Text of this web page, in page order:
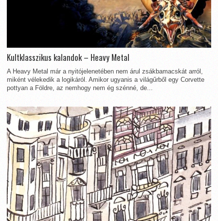
Kultklasszikus kalandok – Heavy Metal
A Heavy Metal már a nyitójelenetében nem árul zsákbamacskát arról,
miként vélekedik a logikáról. Amikor ugyanis a világűrből egy Corvette
pottyan a Földre, az nemhogy nem ég szénné, de...